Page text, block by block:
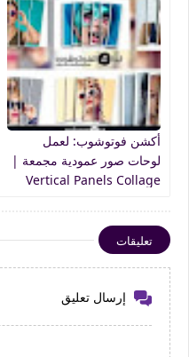
أكشن فوتوشوب: لعمل
لوحات صور عمودية مجمعة |
Vertical Panels Collage
تعليقات
إرسال تعليق